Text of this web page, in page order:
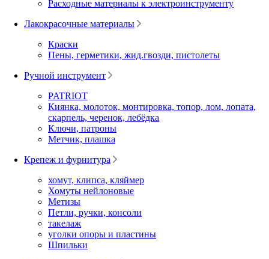
Расходные материалы к электроинструменту
Лакокрасочные материалы
Краски
Пены, герметики, жид.гвозди, пистолеты
Ручной инструмент
PATRIOT
Киянка, молоток, монтировка, топор, лом, лопата,
скарпель, черенок, лебёдка
Ключи, патроны
Метчик, плашка
Крепеж и фурнитура
хомут, клипса, кляймер
Хомуты нейлоновые
Метизы
Петли, ручки, консоли
такелаж
уголки опоры и пластины
Шпильки